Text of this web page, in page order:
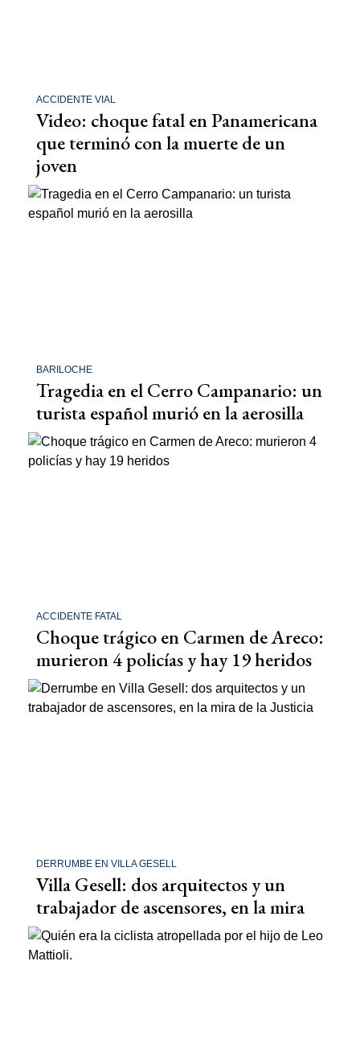
ACCIDENTE VIAL
Video: choque fatal en Panamericana
que terminó con la muerte de un
joven
BARILOCHE
Tragedia en el Cerro Campanario: un
turista español murió en la aerosilla
ACCIDENTE FATAL
Choque trágico en Carmen de Areco:
murieron 4 policías y hay 19 heridos
DERRUMBE EN VILLA GESELL
Villa Gesell: dos arquitectos y un
trabajador de ascensores, en la mira